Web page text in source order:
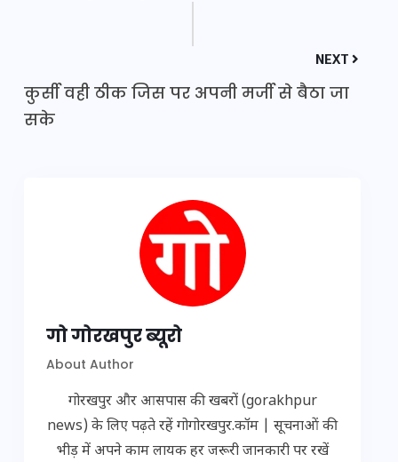
NEXT
कुर्सी वही ठीक जिस पर अपनी मर्जी से बैठा जा
सके
गो गोरखपुर ब्यूरो
About Author
गोरखपुर और आसपास की खबरों (gorakhpur
news) के लिए पढ़ते रहें गोगोरखपुर.कॉम | सूचनाओं की
भीड़ में अपने काम लायक हर जरूरी जानकारी पर रखें